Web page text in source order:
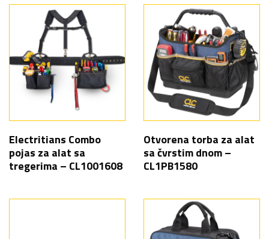
Electritians Combo
pojas za alat sa
tregerima – CL1001608
Otvorena torba za alat
sa čvrstim dnom –
CL1PB1580